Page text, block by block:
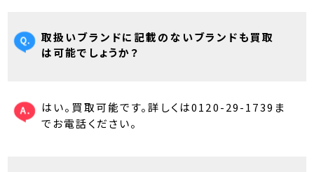
取扱いブランドに記載のないブランドも買取
は可能でしょうか？
はい。買取可能です。詳しくは0120-29-1739ま
でお電話ください。